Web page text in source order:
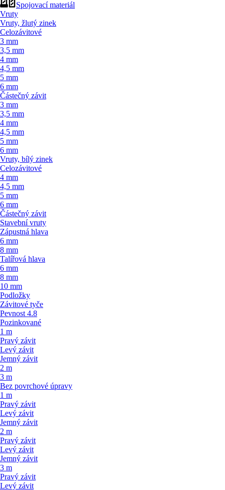
Spojovací materiál
Vruty
Vruty, žlutý zinek
Celozávitové
3 mm
3,5 mm
4 mm
4,5 mm
5 mm
6 mm
Částečný závit
3 mm
3,5 mm
4 mm
4,5 mm
5 mm
6 mm
Vruty, bílý zinek
Celozávitové
4 mm
4,5 mm
5 mm
6 mm
Částečný závit
Stavební vruty
Zápustná hlava
6 mm
8 mm
Talířová hlava
6 mm
8 mm
10 mm
Podložky
Závitové tyče
Pevnost 4.8
Pozinkované
1 m
Pravý závit
Levý závit
Jemný závit
2 m
3 m
Bez povrchové úpravy
1 m
Pravý závit
Levý závit
Jemný závit
2 m
Pravý závit
Levý závit
Jemný závit
3 m
Pravý závit
Levý závit